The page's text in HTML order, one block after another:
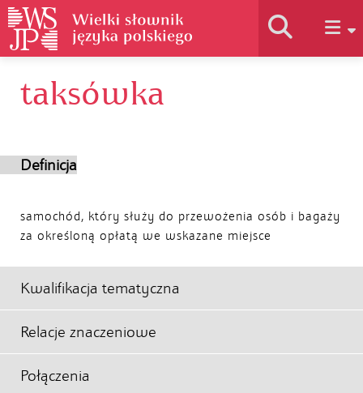
Historia słownika
taksówka
Definicja
samochód, który służy do przewożenia osób i bagaży
za określoną opłatą we wskazane miejsce
Kwalifikacja tematyczna
Relacje znaczeniowe
Połączenia